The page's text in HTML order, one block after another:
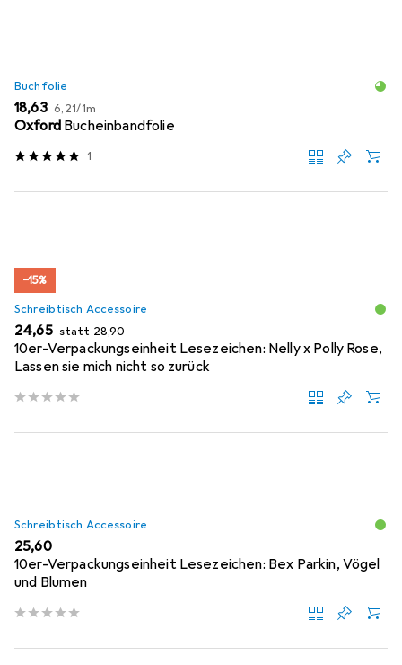
Buchfolie
EUR
18,63 EUR
6,21/1m
Oxford Bucheinbandfolie
1
−15%
Schreibtisch Accessoire
EUR
24,65 statt EUR
28,90
10er-Verpackungseinheit Lesezeichen: Nelly x Polly Rose,
Lassen sie mich nicht so zurück
Schreibtisch Accessoire
EUR
25,60
10er-Verpackungseinheit Lesezeichen: Bex Parkin, Vögel
und Blumen